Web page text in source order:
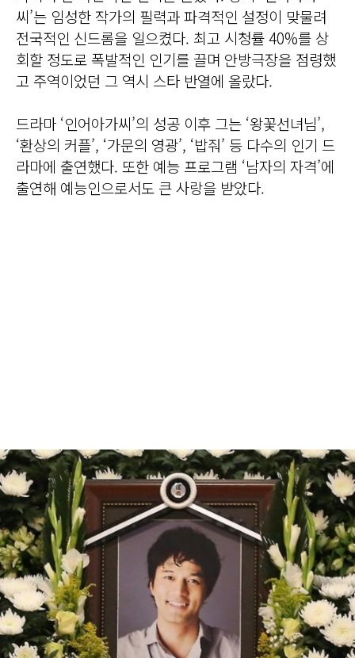
씨’는 임성한 작가의 필력과 파격적인 설정이 맞물려
전국적인 신드롬을 일으켰다. 최고 시청률 40%를 상
회할 정도로 폭발적인 인기를 끌며 안방극장을 점령했
고 주역이었던 그 역시 스타 반열에 올랐다.
드라마 ‘인어아가씨’의 성공 이후 그는 ‘왕꽃선녀님’,
‘환상의 커플’, ‘가문의 영광’, ‘밥줘’ 등 다수의 인기 드
라마에 출연했다. 또한 예능 프로그램 ‘남자의 자격’에
출연해 예능인으로서도 큰 사랑을 받았다.